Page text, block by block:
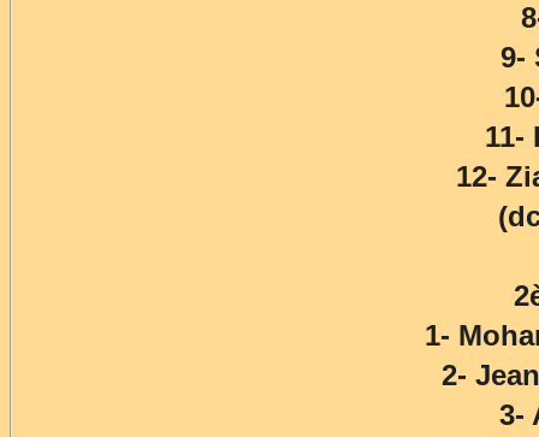
9-
11-
12-
1-
2-
3-